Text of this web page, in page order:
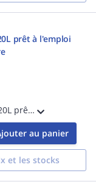
prêt à l'emploi
Fluide caloporteur 20L prêt à l'emploi pour système solaire
au panier
et les stocks